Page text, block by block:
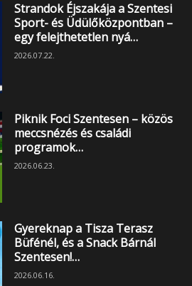
Strandok Éjszakája a Szentesi
Sport- és Üdülőközpontban –
egy felejthetetlen nyá…
2026.07.22.
Piknik Foci Szentesen – közös
meccsnézés és családi
programok…
2026.06.23.
Gyereknap a Tisza Terasz
Büfénél, és a Snack Bárnál
Szentesen!…
2026.06.16.